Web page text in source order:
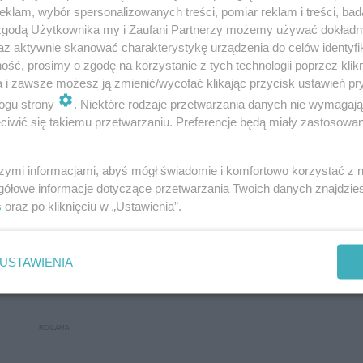
/ RTX 5070 / 750W (5 740,23 zł)
maksymalnej wydajności w pracy kreatywnej.
1 TB i kartę graficzną NVIDIA GeForce RTX 5070.
na komponentach klasy premium. Brak plomb
się u osób, które oczekują stabilności i płynności
wybór spersonalizowanych treści, pomiar reklam i treści,
Użytkownika my i Zaufani Partnerzy możemy używać
aktywnie skanować charakterystykę urządzenia do celów
prosimy o zgodę na korzystanie z tych technologii poprzez
i zawsze możesz ją zmienić/wycofać klikając przycisk ustawień
strony
. Niektóre rodzaje przetwarzania danych nie
się takiemu przetwarzaniu. Preferencje będą miały
informacjami, abyś mógł świadomie i komfortowo korzystać z
informacje dotyczące przetwarzania Twoich danych
oraz po kliknięciu w „Ustawienia”.
USTAWIENIA